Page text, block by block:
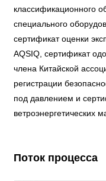
классификационного
специального
сертификат оценки
AQSIQ, сертификат
члена Китайской
регистрации
под давлением и
ветроэнергетических
Поток процесса